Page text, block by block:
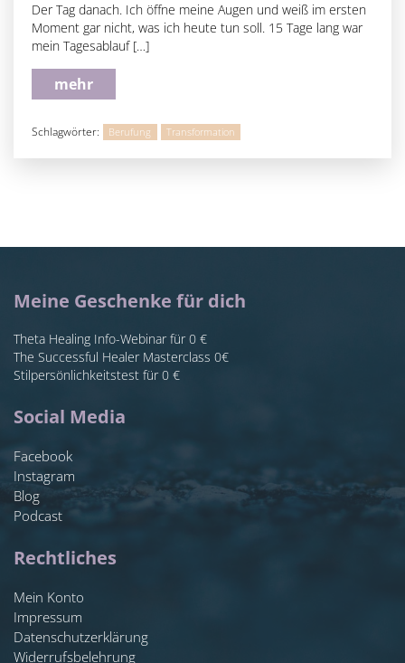
Der Tag danach. Ich öffne meine Augen und weiß im ersten
Moment gar nicht, was ich heute tun soll. 15 Tage lang war
mein Tagesablauf […]
mehr
Schlagwörter: Berufung Transformation
Meine Geschenke für dich
Theta Healing Info-Webinar für 0 €
The Successful Healer Masterclass 0€
Stilpersönlichkeitstest für 0 €
Social Media
Facebook
Instagram
Blog
Podcast
Rechtliches
Mein Konto
Impressum
Datenschutzerklärung
Widerrufsbelehrung